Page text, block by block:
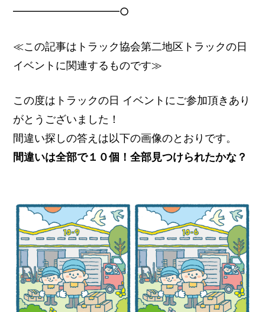
━━━━━━━━━━○
≪この記事はトラック協会第二地区トラックの日
イベントに関連するものです≫
この度はトラックの日 イベントにご参加頂きあり
がとうございました！
間違い探しの答えは以下の画像のとおりです。
間違いは全部で１０個！全部見つけられたかな？